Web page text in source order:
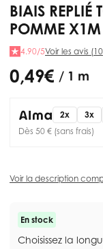
BIAIS REPLIÉ
POMME X1M
4.90/5Voir les avis
0,49 € / 1 m
2x 3x
Dès 50 € (sans frais)
Voir la description
En stock
Choisissez la